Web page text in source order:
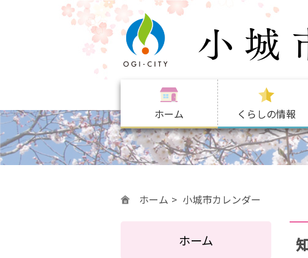
ホーム くらしの情報
ホーム 小城市カレンダー
ホーム